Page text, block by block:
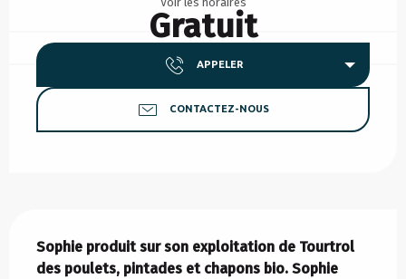
Gratuit
APPELER
CONTACTEZ-NOUS
Sophie produit sur son exploitation de Tourtrol
des poulets, pintades et chapons bio. Sophie